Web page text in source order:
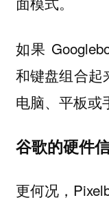
如果
和键盘组合起
电脑、平板或
谷歌的硬件
更何况，